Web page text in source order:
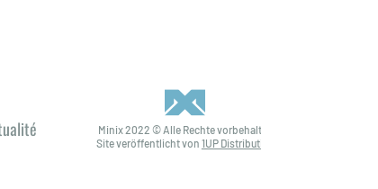
Minix 2022 © Alle Rechte vorbehalten
Site veröffentlicht von 1UP Distribution